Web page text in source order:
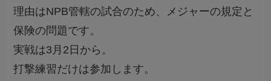
理由はNPB管轄の試合のため、メジャーの規定と
保険の問題です。
実戦は3月2日から。
打撃練習だけは参加します。